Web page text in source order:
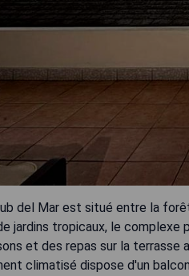
del Mar est situé entre la
jardins tropicaux, le complexe
et des repas sur la terrasse
climatisé dispose d'un